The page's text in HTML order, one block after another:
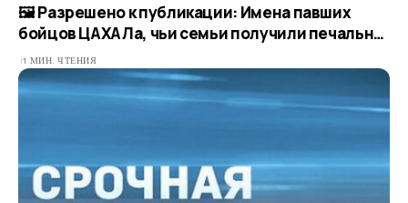
🖼 Разрешено к публикации: Имена павших
бойцов ЦАХАЛа, чьи семьи получили печальн…​
1 МИН. ЧТЕНИЯ